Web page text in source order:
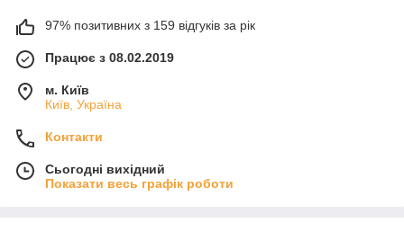
97% позитивних з 159 відгуків за рік
Працює з 08.02.2019
м. Київ
Київ, Україна
Контакти
Сьогодні вихідний
Показати весь графік роботи